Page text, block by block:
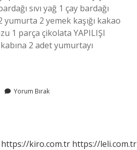
sıvı yağ 1 çay bardağı
yumurta 2 yemek kaşığı kakao
1 parça çikolata YAPILIŞI
2 adet yumurtayı
Yorum Bırak
https://kiro.com.tr https://leli.com.tr